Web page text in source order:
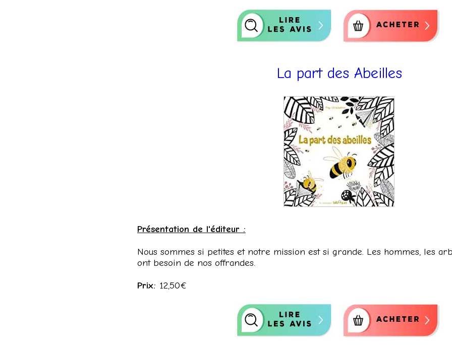
La part des Abeilles
Présentation de l'éditeur :
Nous sommes si petites et notre mission est si grande. Les hommes, les
ont besoin de nos offrandes.
Prix: 12,50€